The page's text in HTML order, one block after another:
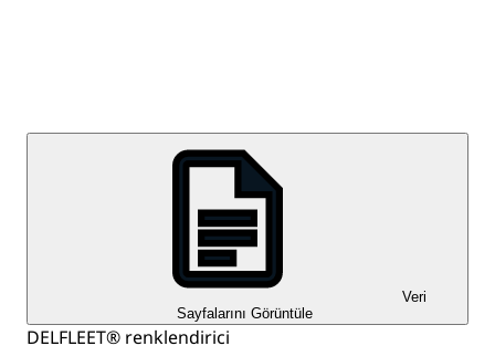
Veri
Sayfalarını Görüntüle
DELFLEET® renklendirici